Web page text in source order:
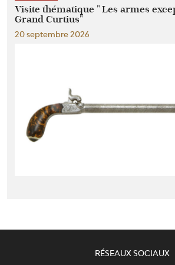
Visite thématique " Les armes
Grand Curtius"
20 septembre 2026
RÉSEAUX SOCIAUX